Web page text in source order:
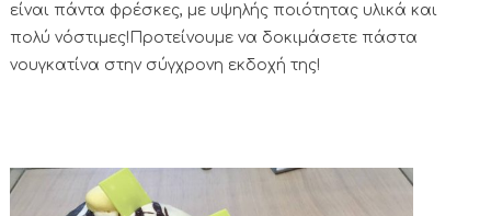
είναι πάντα φρέσκες, με υψηλής ποιότητας υλικά και
πολύ νόστιμες!Προτείνουμε να δοκιμάσετε πάστα
νουγκατίνα στην σύγχρονη εκδοχή της!